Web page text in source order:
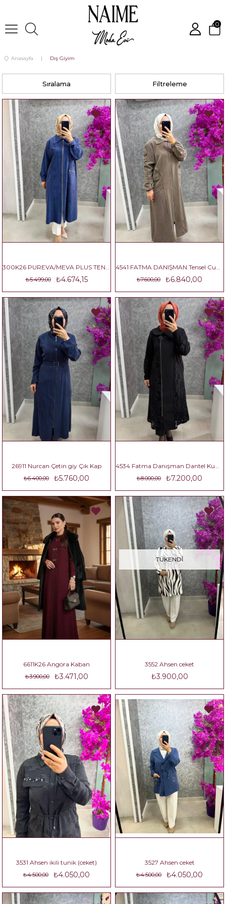
0
Anasayfa Dış Giyim
Filtreleme
Sıralama
300K26 PUREVA/MEVA PLUS TENCEL KAP
₺4.674,15
₺5.499,00
4541 FATMA DANIŞMAN Tensel Cupra Kumaş Kolları Ve Arkası büzgü Detaylı Kap
₺6.840,00
₺7.600,00
26911 Nurcan Çetin giy Çık Kap
₺5.760,00
₺6.400,00 ₺7.200,00
₺8.000,00
6611K26 Angora Kaban
₺3.471,00
₺3.900,00
TÜKENDI
3552 Ahsen ceket
₺3.900,00
3531 Ahsen ikili tunik (ceket)
₺4.050,00
₺4.500,00
3527 Ahsen ceket
₺4.050,00
₺4.500,00